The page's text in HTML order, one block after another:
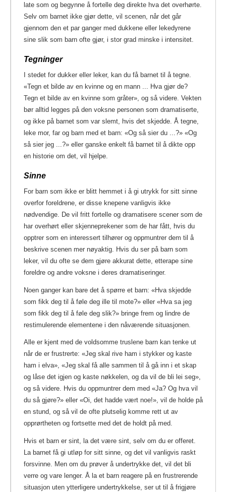
late som og begynne å fortelle deg direkte hva det overhørte.
Selv om barnet ikke gjør dette, vil scenen, når det går
gjennom den et par ganger med dukkene eller lekedyrene
sine slik som barn ofte gjør, i stor grad minske i intensitet.
Tegninger
I stedet for dukker eller leker, kan du få barnet til å tegne.
«Tegn et bilde av en kvinne og en mann ... Hva gjør de?
Tegn et bilde av en kvinne som gråter», og så videre. Vekten
bør alltid legges på den voksne personen som dramatiserte,
og ikke på barnet som var slemt, hvis det skjedde. Å tegne,
leke mor, far og barn med et barn: «Og så sier du ...?» «Og
så sier jeg ...?» eller ganske enkelt få barnet til å dikte opp
en historie om det, vil hjelpe.
Sinne
For barn som ikke er blitt hemmet i å gi utrykk for sitt sinne
overfor foreldrene, er disse knepene vanligvis ikke
nødvendige. De vil fritt fortelle og dramatisere scener som de
har overhørt eller skjenneprekener som de har fått, hvis du
opptrer som en interessert tilhører og oppmuntrer dem til å
beskrive scenen mer nøyaktig. Hvis du ser på barn som
leker, vil du ofte se dem gjøre akkurat dette, etterape sine
foreldre og andre voksne i deres dramatiseringer.
Noen ganger kan bare det å spørre et barn: «Hva skjedde
som fikk deg til å føle deg ille til mote?» eller «Hva sa jeg
som fikk deg til å føle deg slik?» bringe frem og lindre de
restimulerende elementene i den nåværende situasjonen.
Alle er kjent med de voldsomme truslene barn kan tenke ut
når de er frustrerte: «Jeg skal rive ham i stykker og kaste
ham i elva», «Jeg skal få alle sammen til å gå inn i et skap
og låse det igjen og kaste nøkkelen, og da vil de bli lei seg»,
og så videre. Hvis du oppmuntrer dem med «Ja? Og hva vil
du så gjøre?» eller «Oi, det hadde vært noe!», vil de holde på
en stund, og så vil de ofte plutselig komme rett ut av
opprørtheten og fortsette med det de holdt på med.
Hvis et barn er sint, la det være sint, selv om du er offeret.
La barnet få gi utløp for sitt sinne, og det vil vanligvis raskt
forsvinne. Men om du prøver å undertrykke det, vil det bli
verre og vare lenger. Å la et barn reagere på en frustrerende
situasjon uten ytterligere undertrykkelse, ser ut til å frigjøre